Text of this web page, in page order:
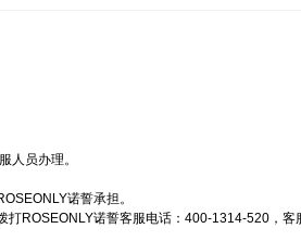
人员办理。
诺誓承担。
ROSEONLY诺誓客服电话：400-1314-520，